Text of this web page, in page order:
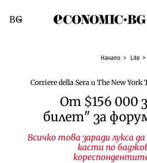
Смяна на език
Начало Lite
Oт $156 000
билет" за
Всичко това заради лукса
касти по
Corriere della Sera и The New